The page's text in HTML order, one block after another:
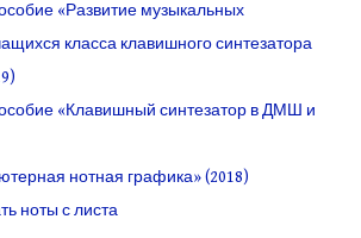
«Развитие музыкальных
класса клавишного синтезатора
«Клавишный синтезатор в ДМШ и
нотная графика» (2018)
ноты с листа